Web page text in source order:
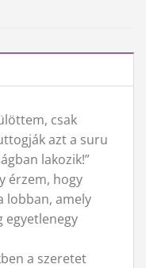
csak
azt a suru
lakozik!”
érzem, hogy
lobban, amely
egyetlenegy
a szeretet